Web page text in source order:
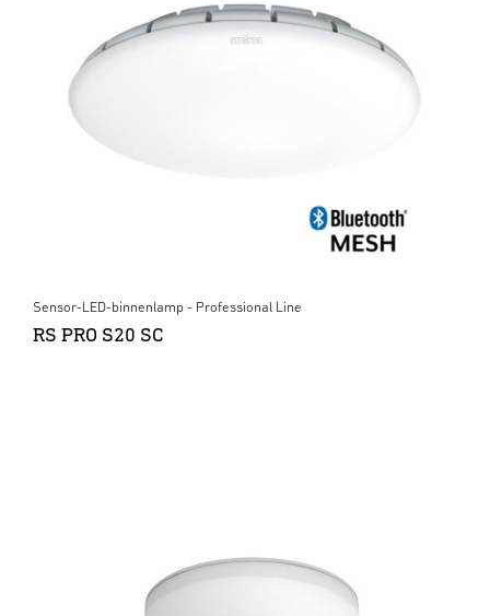
Sensor-LED-binnenlamp - Professional Line
RS PRO S20 SC